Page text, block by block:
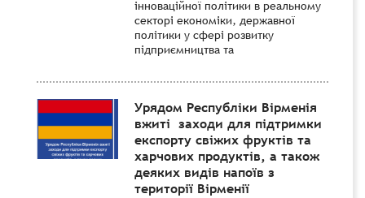
інноваційної політики в реальному
секторі економіки, державної
політики у сфері розвитку
підприємництва та
Урядом Республіки Вірменія
вжиті заходи для підтримки
експорту свіжих фруктів та
харчових продуктів, а також
деяких видів напоїв з
території Вірменії